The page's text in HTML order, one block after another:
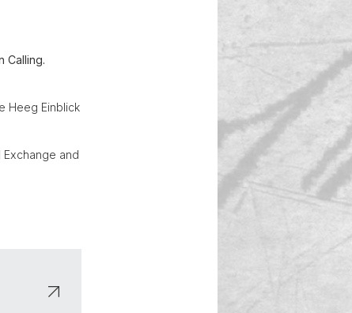
Calling.
Heeg Einblick
and